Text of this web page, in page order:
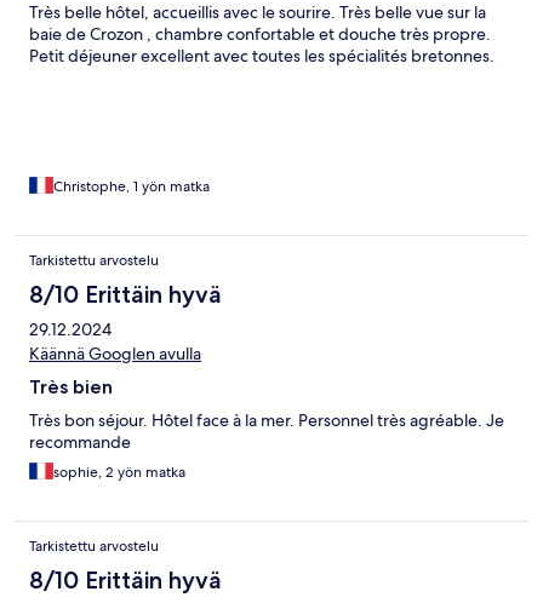
Très belle hôtel, accueillis avec le sourire. Très belle vue sur la
baie de Crozon , chambre confortable et douche très propre.
Petit déjeuner excellent avec toutes les spécialités bretonnes.
Christophe, 1 yön matka
Tarkistettu arvostelu
8/10 Erittäin hyvä
29.12.2024
Käännä Googlen avulla
Très bien
Très bon séjour. Hôtel face à la mer. Personnel très agréable. Je
recommande
sophie, 2 yön matka
Tarkistettu arvostelu
8/10 Erittäin hyvä